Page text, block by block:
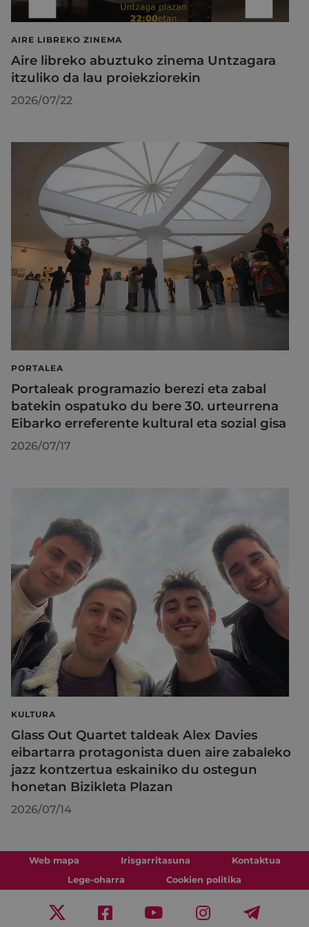
AIRE LIBREKO ZINEMA
Aire libreko abuztuko zinema Untzagara
itzuliko da lau proiekziorekin
2026/07/22
PORTALEA
Portaleak programazio berezi eta zabal
batekin ospatuko du bere 30. urteurrena
Eibarko erreferente kultural eta sozial gisa
2026/07/17
KULTURA
Glass Out Quartet taldeak Alex Davies
eibartarra protagonista duen aire zabaleko
jazz kontzertua eskainiko du ostegun
honetan Bizikleta Plazan
2026/07/14
Web mapa Irisgarritasuna
Kontaktua
Lege-oharra
Cookien politika